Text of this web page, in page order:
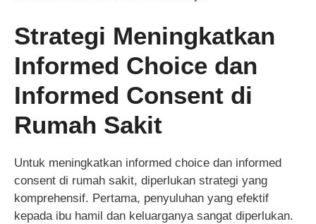
Strategi Meningkatkan
Informed Choice dan
Informed Consent di
Rumah Sakit
Untuk meningkatkan informed choice dan informed
consent di rumah sakit, diperlukan strategi yang
komprehensif. Pertama, penyuluhan yang efektif
kepada ibu hamil dan keluarganya sangat diperlukan.